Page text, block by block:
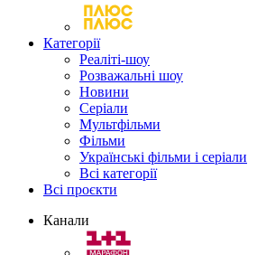
Категорії
Реаліті-шоу
Розважальні шоу
Новини
Серіали
Мультфільми
Фільми
Українські фільми і серіали
Всі категорії
Всі проєкти
Канали